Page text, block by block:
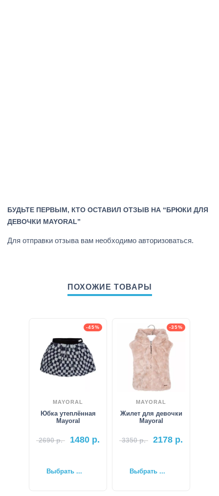
БУДЬТЕ ПЕРВЫМ, КТО ОСТАВИЛ ОТЗЫВ НА “БРЮКИ ДЛЯ
ДЕВОЧКИ MAYORAL”
Для отправки отзыва вам необходимо авторизоваться.
ПОХОЖИЕ ТОВАРЫ
-45%
MAYORAL
Юбка утеплённая
Mayoral
2690р. 1480 р.
Выбрать ...
-35%
MAYORAL
Жилет для девочки
Mayoral
3350р. 2178 р.
Выбрать ...